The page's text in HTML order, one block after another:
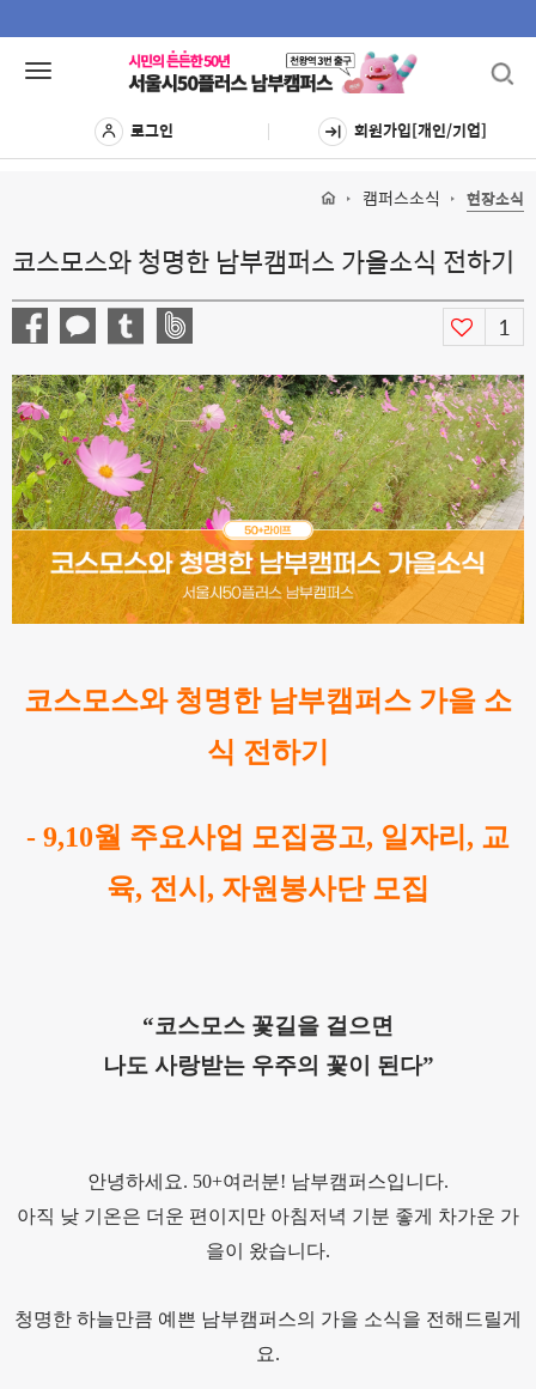
Toggle
로그인 회원가입[개인/기업]
캠퍼스소식 현장소식
코스모스와 청명한 남부캠퍼스 가을소식 전하기
1
코스모스와 청명한 남부캠퍼스 가을 소
식 전하기
- 9,10월 주요사업 모집공고, 일자리, 교
육, 전시, 자원봉사단 모집
“코스모스 꽃길을 걸으면
나도 사랑받는 우주의 꽃이 된다”
안녕하세요. 50+여러분! 남부캠퍼스입니다.
아직 낮 기온은 더운 편이지만 아침저녁 기분 좋게 차가운 가
을이 왔습니다.
청명한 하늘만큼 예쁜 남부캠퍼스의 가을 소식을 전해드릴게
요.